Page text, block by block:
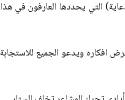
التي يحددها العارفون في هذا
افكاره ويدعو الجميع للاستجابة